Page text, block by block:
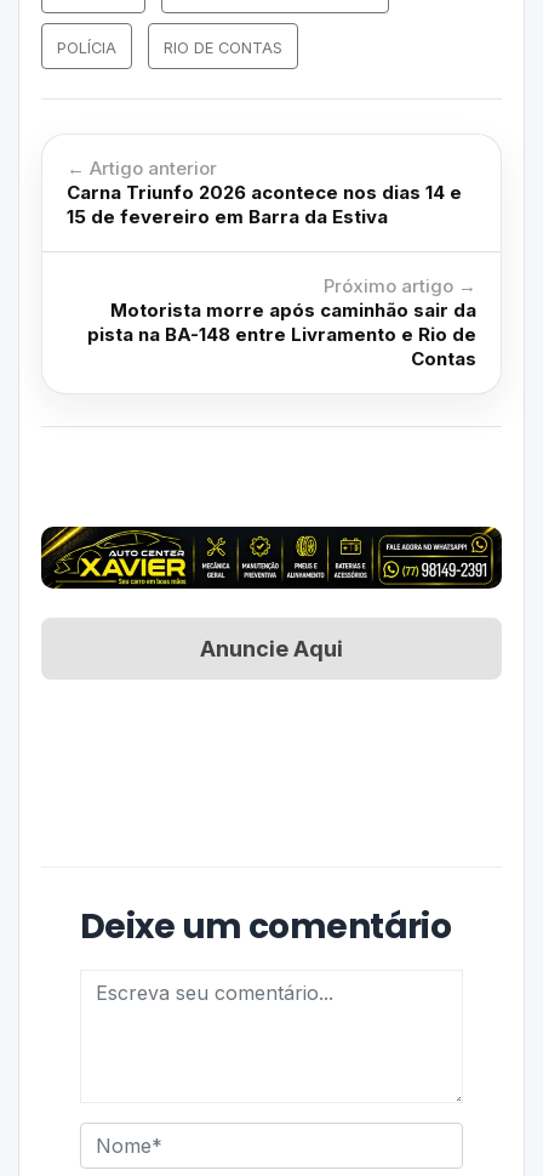
POLÍCIA RIO DE CONTAS
← Artigo anterior
Carna Triunfo 2026 acontece nos dias 14 e
15 de fevereiro em Barra da Estiva
Próximo artigo →
Motorista morre após caminhão sair da
pista na BA-148 entre Livramento e Rio de
Contas
Anuncie Aqui
Deixe um comentário